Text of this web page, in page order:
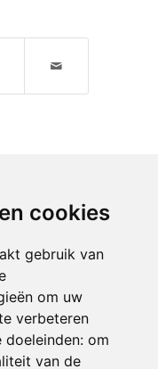
cookies
gebruik van
om uw
verbeteren
om
van de